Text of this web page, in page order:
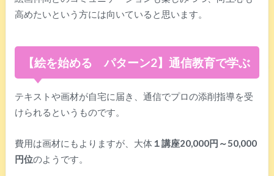
高めたいという方には向いていると思います。
【絵を始める パターン2】通信教育で学ぶ
テキストや画材が自宅に届き、通信でプロの添削指導を受
けられるというものです。
費用は画材にもよりますが、大体１講座20,000円～50,000
円位のようです。